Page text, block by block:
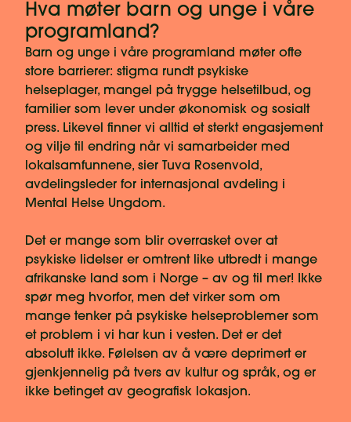
Hva møter barn og unge i våre
programland?
Barn og unge i våre programland møter ofte
store barrierer: stigma rundt psykiske
helseplager, mangel på trygge helsetilbud, og
familier som lever under økonomisk og sosialt
press. Likevel finner vi alltid et sterkt engasjement
og vilje til endring når vi samarbeider med
lokalsamfunnene, sier Tuva Rosenvold,
avdelingsleder for internasjonal avdeling i
Mental Helse Ungdom.
Det er mange som blir overrasket over at
psykiske lidelser er omtrent like utbredt i mange
afrikanske land som i Norge – av og til mer! Ikke
spør meg hvorfor, men det virker som om
mange tenker på psykiske helseproblemer som
et problem i vi har kun i vesten. Det er det
absolutt ikke. Følelsen av å være deprimert er
gjenkjennelig på tvers av kultur og språk, og er
ikke betinget av geografisk lokasjon.